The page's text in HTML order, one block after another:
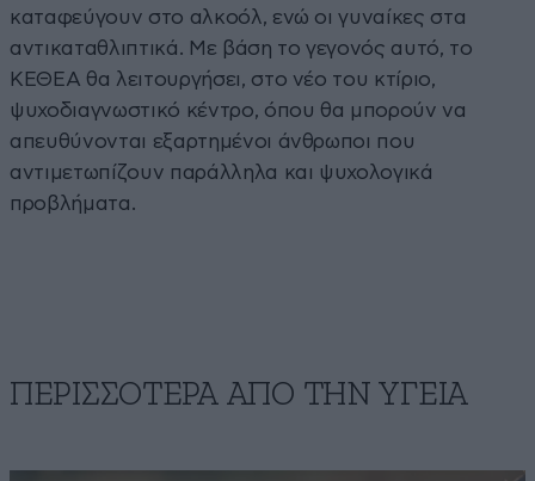
καταφεύγουν στο αλκοόλ, ενώ οι γυναίκες στα
αντικαταθλιπτικά. Με βάση το γεγονός αυτό, το
ΚΕΘΕΑ θα λειτουργήσει, στο νέο του κτίριο,
ψυχοδιαγνωστικό κέντρο, όπου θα μπορούν να
απευθύνονται εξαρτημένοι άνθρωποι που
αντιμετωπίζουν παράλληλα και ψυχολογικά
προβλήματα.
ΠΕΡΙΣΣΟΤΕΡΑ ΑΠΟ ΤΗΝ ΥΓΕΙΑ